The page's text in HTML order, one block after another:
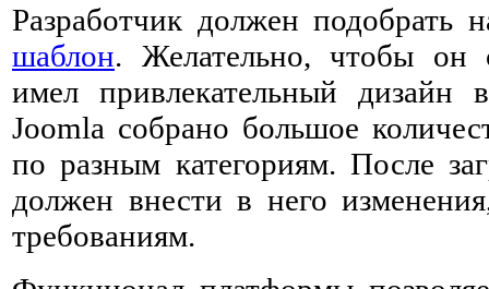
Разработчик должен подобрать
шаблон. Желательно, чтобы он
имел привлекательный дизайн
Joomla собрано большое
по разным категориям. После
должен внести в него
требованиям.